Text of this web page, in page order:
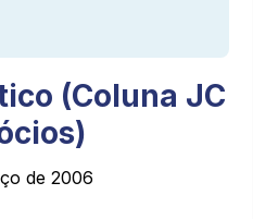
(Coluna JC
de 2006